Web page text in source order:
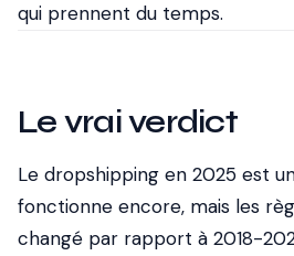
qui prennent du temps.
Le vrai verdict
Le dropshipping en 2025 est
fonctionne encore, mais les
changé par rapport à 2018-